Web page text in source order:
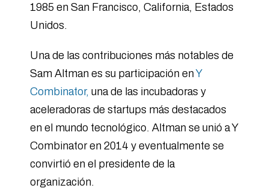
1985 en San Francisco, California, Estados
Unidos.
Una de las contribuciones más notables de
Sam Altman es su participación en Y
Combinator, una de las incubadoras y
aceleradoras de startups más destacados
en el mundo tecnológico. Altman se unió a Y
Combinator en 2014 y eventualmente se
convirtió en el presidente de la
organización.